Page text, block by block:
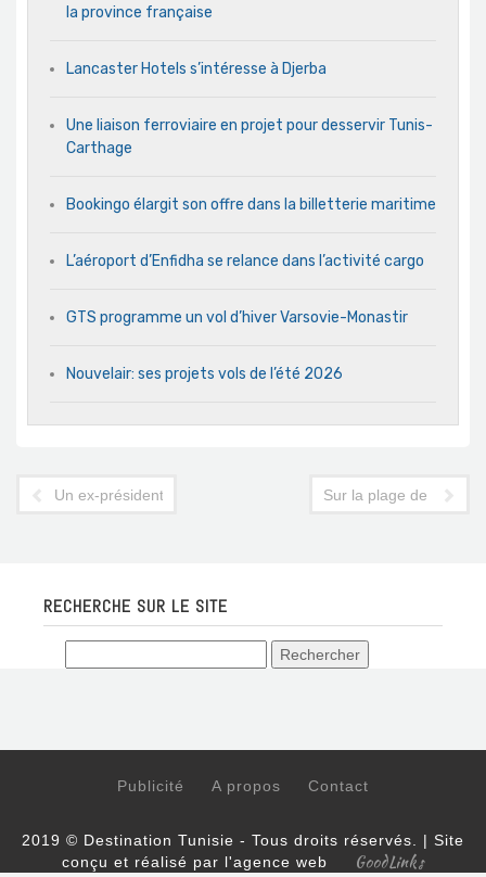
la province française
Lancaster Hotels s’intéresse à Djerba
Une liaison ferroviaire en projet pour desservir Tunis-
Carthage
Bookingo élargit son offre dans la billetterie maritime
L’aéroport d’Enfidha se relance dans l’activité cargo
GTS programme un vol d’hiver Varsovie-Monastir
Nouvelair: ses projets vols de l’été 2026
Un ex-président commémore le 7e jour de l'attentat
Sur la plage de
RECHERCHE SUR LE SITE
Publicité A propos Contact
2019 © Destination Tunisie - Tous droits réservés. | Site
conçu et réalisé par l'agence web
GoodLinks